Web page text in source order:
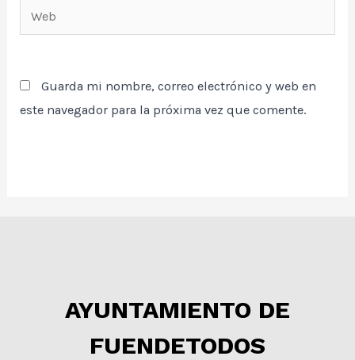
Web
Guarda mi nombre, correo electrónico y web en
este navegador para la próxima vez que comente.
AYUNTAMIENTO DE
FUENDETODOS